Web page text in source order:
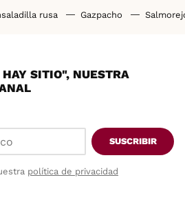
rusa Gazpacho
SITIO", NUESTRA
SUSCRIBIR
política de privacidad